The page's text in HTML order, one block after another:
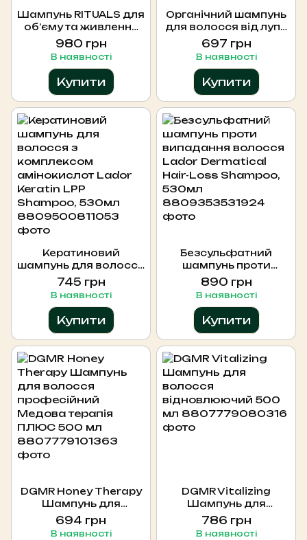
Шампунь RITUALS для
об’єму та живлення
волосся The Ritual Of
Sakura 250 мл
980 грн
В наявності
Купити
Органічний шампунь
для волосся від лупи
Lador Anti Dandruff
Shampoo, 530мл
697 грн
В наявності
Купити
Кератиновий
шампунь для волосся
з комплексом
амінокислот Lador
530мл
745 грн
В наявності
Купити
Безсульфатний
шампунь проти
випадання волосся
Lador Dermatical
530мл
890 грн
В наявності
Купити
DGMR Honey Therapy
Шампунь для
волосся
професійний
694 грн
В наявності
DGMR Vitalizing
Шампунь для
волосся
відновлюючий 500
786 грн
В наявності